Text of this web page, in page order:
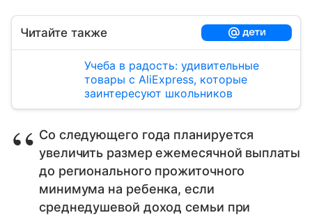
Читайте также
Учеба в радость: удивительные
товары с AliExpress, которые
заинтересуют школьников
Со следующего года планируется
увеличить размер ежемесячной выплаты
до регионального прожиточного
минимума на ребенка, если
среднедушевой доход семьи при